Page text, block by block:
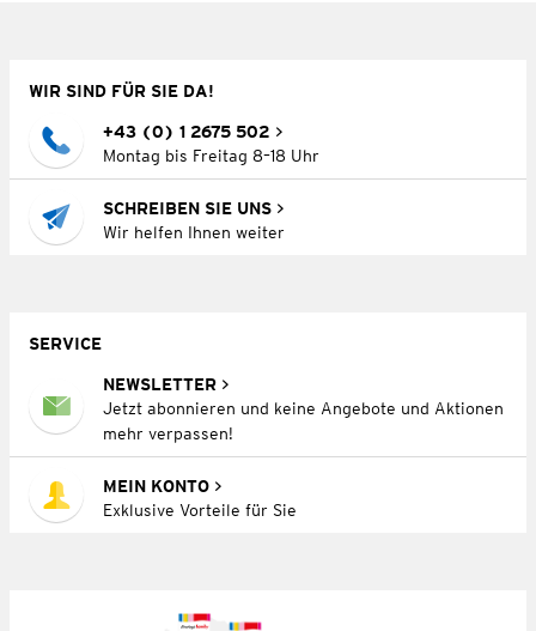
WIR SIND FÜR SIE DA!
+43 (0) 1 2675 502
Montag bis Freitag 8–18 Uhr
SCHREIBEN SIE UNS
Wir helfen Ihnen weiter
SERVICE
NEWSLETTER
Jetzt abonnieren und keine Angebote und Aktionen
mehr verpassen!
MEIN KONTO
Exklusive Vorteile für Sie